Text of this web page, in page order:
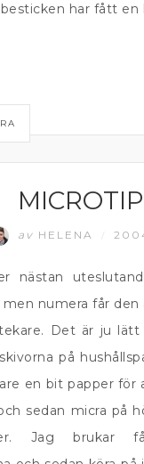
har fått en
av HELENA
nästan
numera får
Det är ju
på
en bit papper för
sedan micra på
Jag brukar